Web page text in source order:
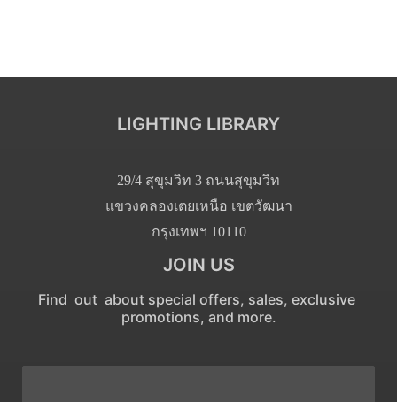
LIGHTING LIBRARY
29/4 สุขุมวิท 3 ถนนสุขุมวิท
แขวงคลองเตยเหนือ เขตวัฒนา
กรุงเทพฯ 10110
JOIN US
Find out about special offers, sales, exclusive
promotions, and more.